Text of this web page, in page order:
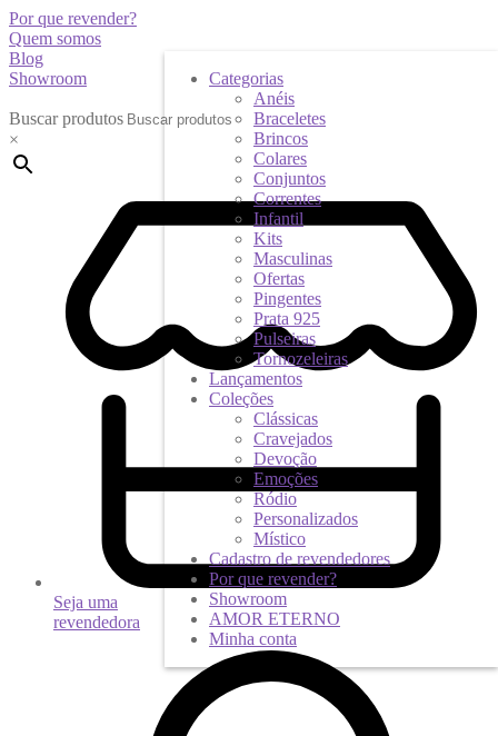
Por que revender?
Quem somos
Blog
Showroom
Buscar produtos
×
Seja uma
revendedora
Categorias
Anéis
Braceletes
Brincos
Colares
Conjuntos
Correntes
Infantil
Kits
Masculinas
Ofertas
Pingentes
Prata 925
Pulseiras
Tornozeleiras
Lançamentos
Coleções
Clássicas
Cravejados
Devoção
Emoções
Ródio
Personalizados
Místico
Cadastro de revendedores
Por que revender?
Showroom
AMOR ETERNO
Minha conta